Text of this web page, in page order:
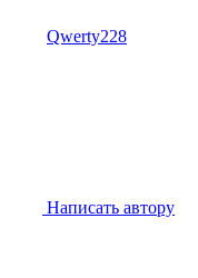
Qwerty228
Написать автору